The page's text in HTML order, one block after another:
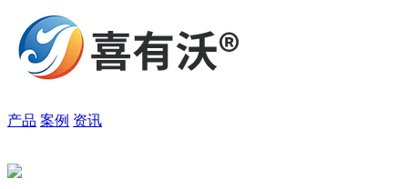
产品 案例 资讯